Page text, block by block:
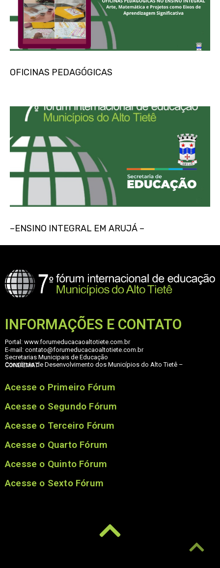
OFICINAS PEDAGÓGICAS
–ENSINO INTEGRAL EM ARUJÁ –
INFORMAÇÕES E CONTATO
Portal: www.forumeducacaoaltotiete.com.br
E-mail: contato@forumeducacaoaltotiete.com.br
Secretarias Municipais de Educação
Consórcio de Desenvolvimento dos Municípios do Alto Tietê – CONDEMAT
Acesse o Primeiro Fórum
Acesse o Segundo Fórum
Acesse o Terceiro Fórum
Acesse o Quarto Fórum
Acesse o Quinto Fórum
Acesse o Sexto Fórum